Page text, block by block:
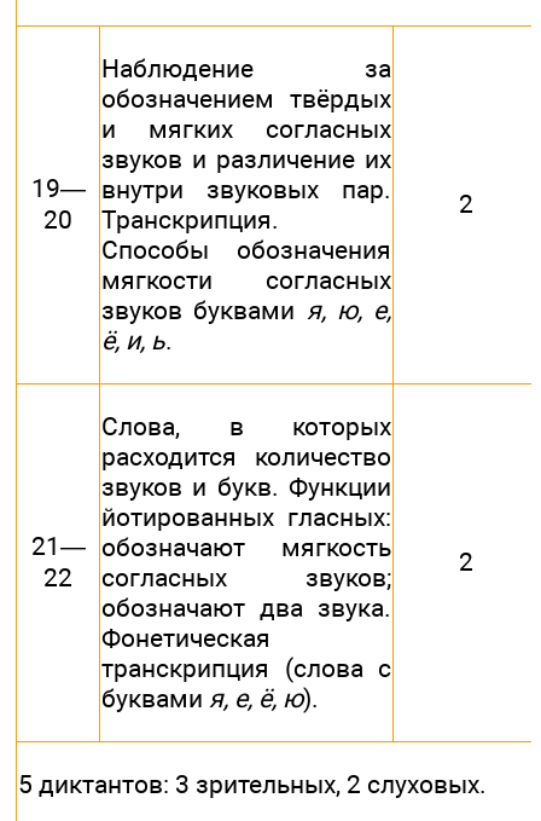
19—
20
Наблюдение за
обозначением твёрдых
и мягких согласных
звуков и различение их
внутри звуковых пар.
Транскрипция.
Способы обозначения
мягкости согласных
звуков буквами я, ю, е,
ё, и, ь.
2
21—
22
Слова, в которых
расходится количество
звуков и букв. Функции
йотированных гласных:
обозначают мягкость
согласных звуков;
обозначают два звука.
Фонетическая
транскрипция (слова с
буквами я, е, ё, ю).
2
5 диктантов: 3 зрительных, 2 слуховых.